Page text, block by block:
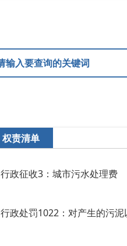
权责清单
行政征收3：城市污水处理费